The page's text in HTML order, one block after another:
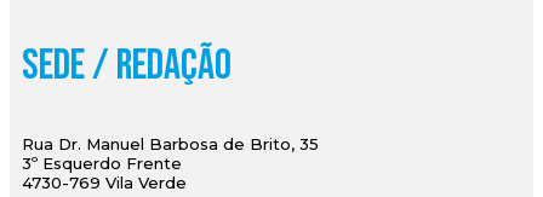
Sede / Redação
Rua Dr. Manuel Barbosa de Brito, 35
3º Esquerdo Frente
4730-769 Vila Verde